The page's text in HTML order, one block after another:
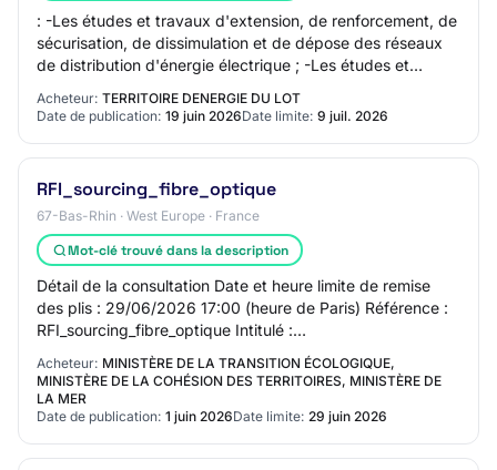
: -Les études et travaux d'extension, de renforcement, de
sécurisation, de dissimulation et de dépose des réseaux
de distribution d'énergie électrique ; -Les études et
Acheteur: TERRITOIRE DENERGIE DU LOT
Date de publication: 19 juin 2026Date limite: 9 juil. 2026
RFI_sourcing_fibre_optique
67-Bas-Rhin · West Europe · France
Mot-clé trouvé dans la description
Détail de la consultation Date et heure limite de remise
des plis : 29/06/2026 17:00 (heure de Paris) Référence :
RFI_sourcing_fibre_optique Intitulé :
RFI_sourcing_fibre_optique Objet : Dans la pers…
Acheteur: MINISTÈRE DE LA TRANSITION ÉCOLOGIQUE,
MINISTÈRE DE LA COHÉSION DES TERRITOIRES, MINISTÈRE DE
LA MER
Date de publication: 1 juin 2026Date limite: 29 juin 2026